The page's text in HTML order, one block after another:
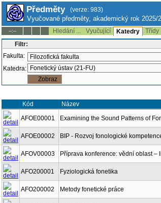
Předměty (verze: 983)
Vyučované předměty, akademický rok 2025/
--:-- Hledání ... Vyučující Katedry Třídy
Filtr:
Fakulta:
Katedra:
Kód Název
AFOE00001
Examining the Sound Patterns of
AFOE00002 BIP - Rozvoj fonologické
AFOV00003 Příprava konference: vědní oblast –
AFO200001 Fyziologická fonetika
AFO200002 Metody fonetické práce